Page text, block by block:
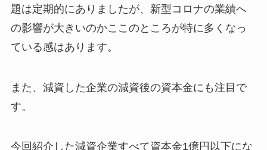
題は定期的にありましたが、新型コロナの業績へ
の影響が大きいのかここのところが特に多くなっ
ている感はあります。
また、減資した企業の減資後の資本金にも注目で
す。
今回紹介した減資企業すべて資本金1億円以下にな